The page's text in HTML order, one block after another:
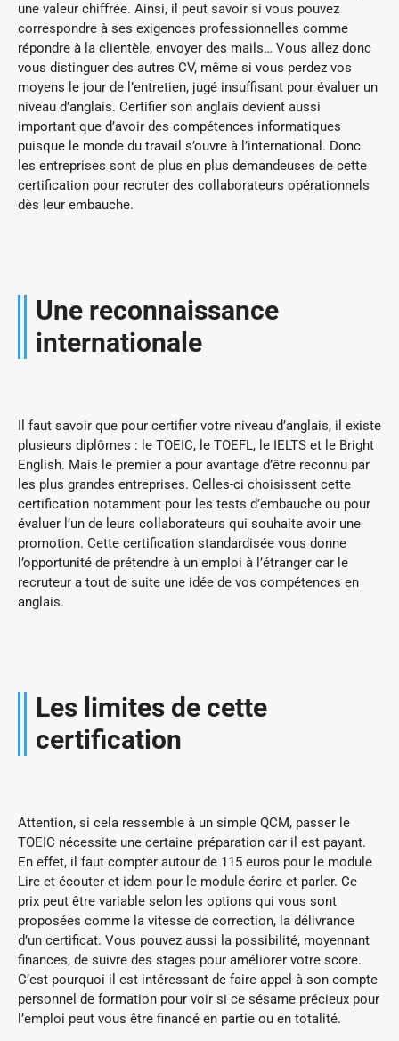
une valeur chiffrée. Ainsi, il peut savoir si vous pouvez
correspondre à ses exigences professionnelles comme
répondre à la clientèle, envoyer des mails… Vous allez donc
vous distinguer des autres CV, même si vous perdez vos
moyens le jour de l’entretien, jugé insuffisant pour évaluer un
niveau d’anglais. Certifier son anglais devient aussi
important que d’avoir des compétences informatiques
puisque le monde du travail s’ouvre à l’international. Donc
les entreprises sont de plus en plus demandeuses de cette
certification pour recruter des collaborateurs opérationnels
dès leur embauche.
Une reconnaissance
internationale
Il faut savoir que pour certifier votre niveau d’anglais, il existe
plusieurs diplômes : le TOEIC, le TOEFL, le IELTS et le Bright
English. Mais le premier a pour avantage d’être reconnu par
les plus grandes entreprises. Celles-ci choisissent cette
certification notamment pour les tests d’embauche ou pour
évaluer l’un de leurs collaborateurs qui souhaite avoir une
promotion. Cette certification standardisée vous donne
l’opportunité de prétendre à un emploi à l’étranger car le
recruteur a tout de suite une idée de vos compétences en
anglais.
Les limites de cette
certification
Attention, si cela ressemble à un simple QCM, passer le
TOEIC nécessite une certaine préparation car il est payant.
En effet, il faut compter autour de 115 euros pour le module
Lire et écouter et idem pour le module écrire et parler. Ce
prix peut être variable selon les options qui vous sont
proposées comme la vitesse de correction, la délivrance
d’un certificat. Vous pouvez aussi la possibilité, moyennant
finances, de suivre des stages pour améliorer votre score.
C’est pourquoi il est intéressant de faire appel à son compte
personnel de formation pour voir si ce sésame précieux pour
l’emploi peut vous être financé en partie ou en totalité.